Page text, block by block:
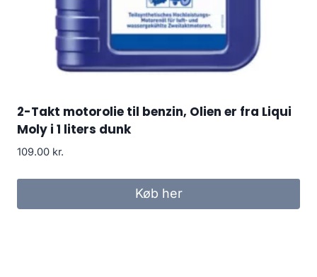
2-Takt motorolie til benzin, Olien er fra Liqui
Moly i 1 liters dunk
109.00 kr.
Køb her